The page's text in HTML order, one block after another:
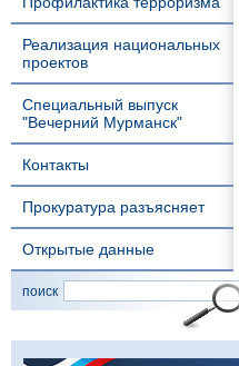
Реализация национальных
проектов
Специальный выпуск
"Вечерний Мурманск"
Контакты
Прокуратура разъясняет
Открытые данные
поиск